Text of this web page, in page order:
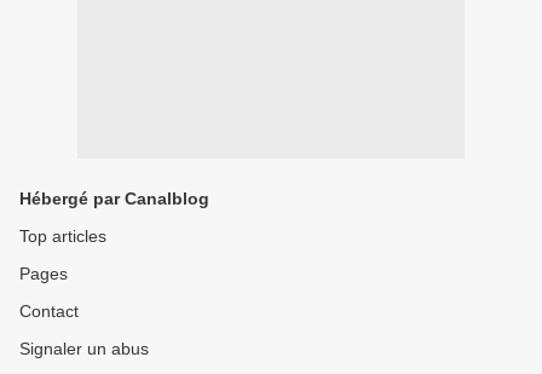
Hébergé par Canalblog
Top articles
Pages
Contact
Signaler un abus